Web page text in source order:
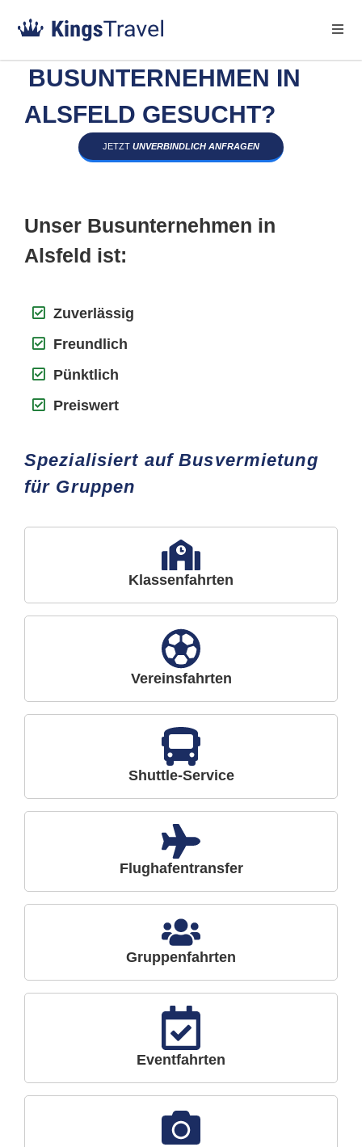
BUSUNTERNEHMEN IN
ALSFELD GESUCHT?
JETZT UNVERBINDLICH ANFRAGEN
Unser Busunternehmen in
Alsfeld ist:
Zuverlässig
Freundlich
Pünktlich
Preiswert
Spezialisiert auf Busvermietung
für Gruppen
Klassenfahrten
Vereinsfahrten
Shuttle-Service
Flughafentransfer
Gruppenfahrten
Eventfahrten